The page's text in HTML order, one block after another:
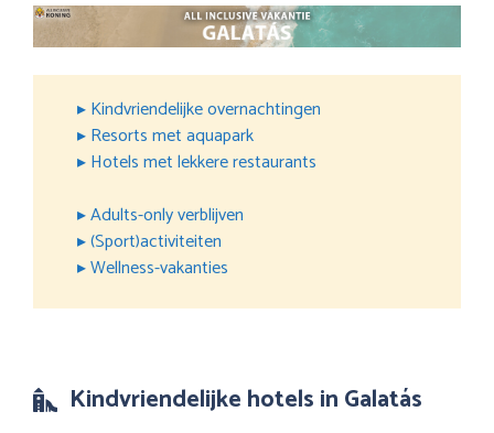
▸ Kindvriendelijke overnachtingen
▸ Resorts met aquapark
▸ Hotels met lekkere restaurants
▸ Adults-only verblijven
▸ (Sport)activiteiten
▸ Wellness-vakanties
Kindvriendelijke hotels in Galatás